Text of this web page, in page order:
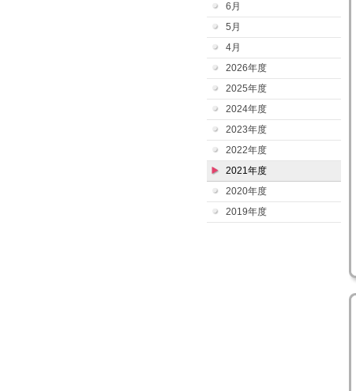
6月
5月
4月
2026年度
2025年度
2024年度
2023年度
2022年度
2021年度
2020年度
2019年度